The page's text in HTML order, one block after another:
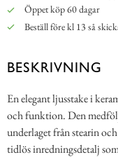
Öppet köp 60 dagar
Beställ före kl 13 så
BESKRIVNING
En elegant ljusstake i
och funktion. Den
underlaget från stearin
tidlös inredningsdetalj